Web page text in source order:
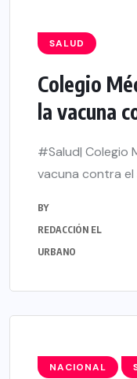
SALUD
Colegio
la vacuna
#Salud| Colegio
vacuna contra el
BY
REDACCIÓN EL
URBANO
NACIONAL